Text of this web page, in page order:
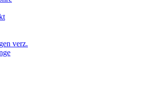
verz.